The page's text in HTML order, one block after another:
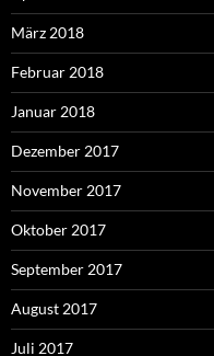
März 2018
Februar 2018
Januar 2018
Dezember 2017
November 2017
Oktober 2017
September 2017
August 2017
Juli 2017